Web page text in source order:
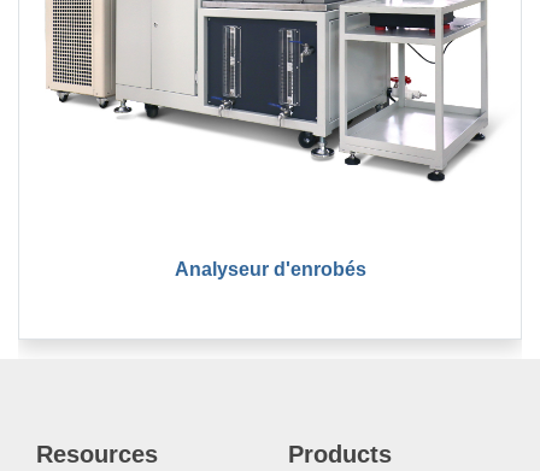
Analyseur d'enrobés
Resources Products